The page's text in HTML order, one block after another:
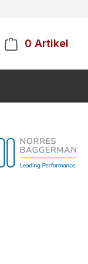
0 Artikel